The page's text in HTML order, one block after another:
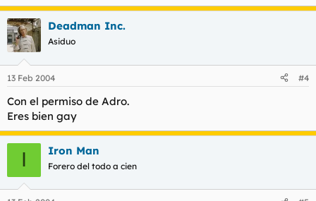
Deadman Inc.
Asiduo
13 Feb 2004 #4
Con el permiso de Adro.
Eres bien gay
I Iron Man
Forero del todo a cien